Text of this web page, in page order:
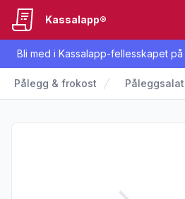
Bli med i Kassalapp-fellesskapet på
Kassalapp®
Pålegg & frokost Påleggsalat